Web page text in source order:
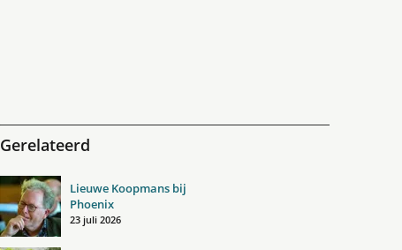
Gerelateerd
Lieuwe Koopmans bij
Phoenix
23 juli 2026